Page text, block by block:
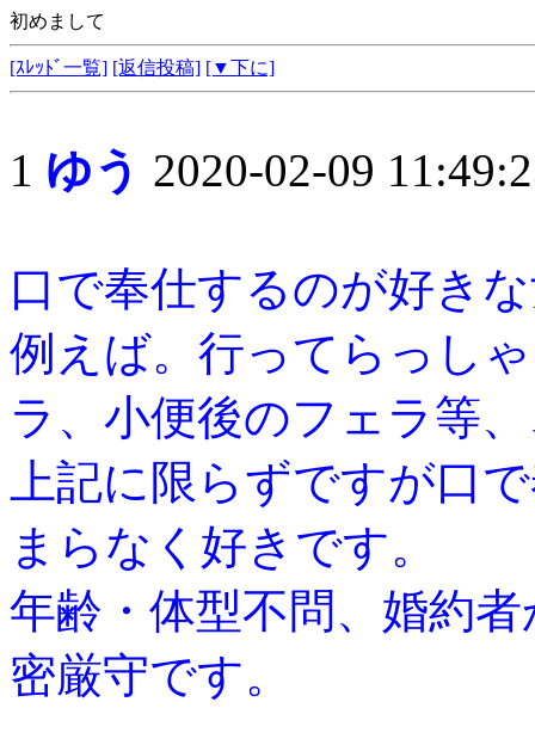
初めまして
[ｽﾚｯﾄﾞ一覧] [返信投稿] [▼下に]
1 ゆう 2020-02-09
口で奉仕するのが好き
例えば。行ってらっし
ラ、小便後のフェラ等
上記に限らずですが口
まらなく好きです。
年齢・体型不問、婚約
密厳守です。